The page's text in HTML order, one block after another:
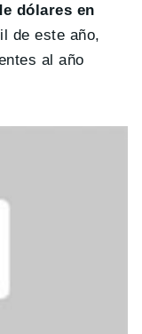
dólares en
de este año,
al año